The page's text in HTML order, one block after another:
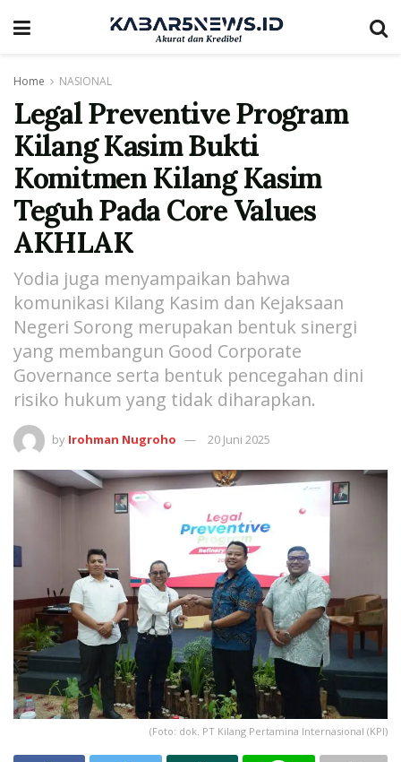
Home NASIONAL
Legal Preventive Program
Kilang Kasim Bukti
Komitmen Kilang Kasim
Teguh Pada Core Values
AKHLAK
Yodia juga menyampaikan bahwa
komunikasi Kilang Kasim dan Kejaksaan
Negeri Sorong merupakan bentuk sinergi
yang membangun Good Corporate
Governance serta bentuk pencegahan dini
risiko hukum yang tidak diharapkan.
by Irohman Nugroho 20 Juni 2025
(Foto: dok. PT Kilang Pertamina Internasional (KPI)